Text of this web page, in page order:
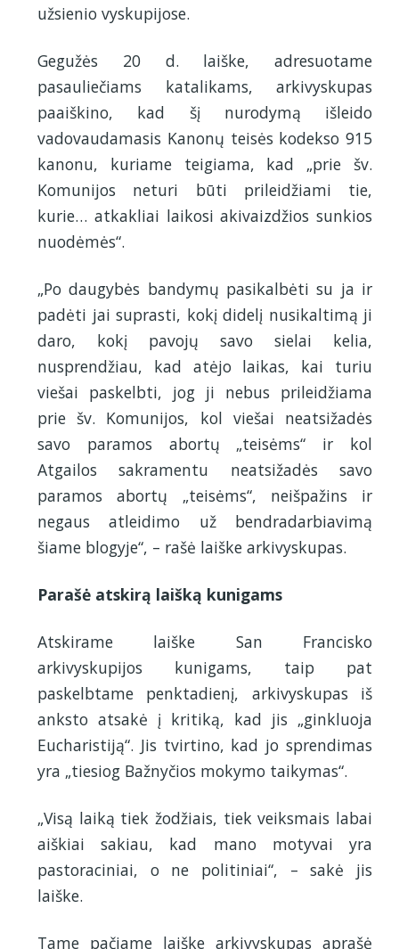
užsienio vyskupijose.
Gegužės 20 d. laiške, adresuotame
pasauliečiams katalikams, arkivyskupas
paaiškino, kad šį nurodymą išleido
vadovaudamasis Kanonų teisės kodekso 915
kanonu, kuriame teigiama, kad „prie šv.
Komunijos neturi būti prileidžiami tie,
kurie… atkakliai laikosi akivaizdžios sunkios
nuodėmės“.
„Po daugybės bandymų pasikalbėti su ja ir
padėti jai suprasti, kokį didelį nusikaltimą ji
daro, kokį pavojų savo sielai kelia,
nusprendžiau, kad atėjo laikas, kai turiu
viešai paskelbti, jog ji nebus prileidžiama
prie šv. Komunijos, kol viešai neatsižadės
savo paramos abortų „teisėms“ ir kol
Atgailos sakramentu neatsižadės savo
paramos abortų „teisėms“, neišpažins ir
negaus atleidimo už bendradarbiavimą
šiame blogyje“, – rašė laiške arkivyskupas.
Parašė atskirą laišką kunigams
Atskirame laiške San Francisko
arkivyskupijos kunigams, taip pat
paskelbtame penktadienį, arkivyskupas iš
anksto atsakė į kritiką, kad jis „ginkluoja
Eucharistiją“. Jis tvirtino, kad jo sprendimas
yra „tiesiog Bažnyčios mokymo taikymas“.
„Visą laiką tiek žodžiais, tiek veiksmais labai
aiškiai sakiau, kad mano motyvai yra
pastoraciniai, o ne politiniai“, – sakė jis
laiške.
Tame pačiame laiške arkivyskupas aprašė